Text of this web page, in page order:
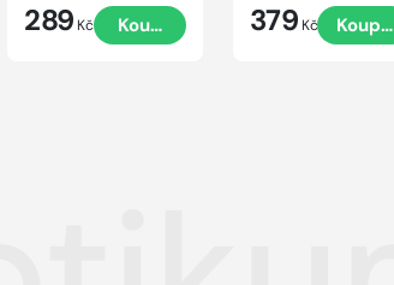
289 Kč Koupit 379 Kč Koupit